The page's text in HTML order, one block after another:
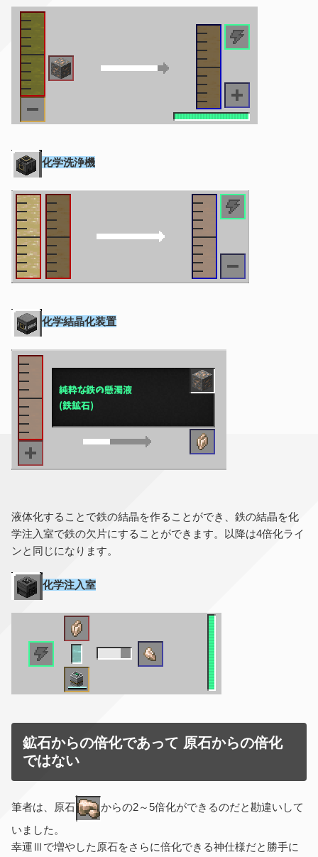
化学洗浄機
化学結晶化装置
液体化することで鉄の結晶を作ることができ、鉄の結晶を化
学注入室で鉄の欠片にすることができます。以降は4倍化ライ
ンと同じになります。
化学注入室
鉱石からの倍化であって 原石からの倍化
ではない
筆者は、原石
からの2～5倍化ができるのだと勘違いして
いました。
幸運Ⅲで増やした原石をさらに倍化できる神仕様だと勝手に